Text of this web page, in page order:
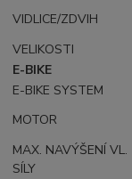
VIDLICE/ZDVIH
VELIKOSTI
E-BIKE
E-BIKE SYSTEM
MOTOR
MAX. NAVÝŠENÍ VL.
SÍLY